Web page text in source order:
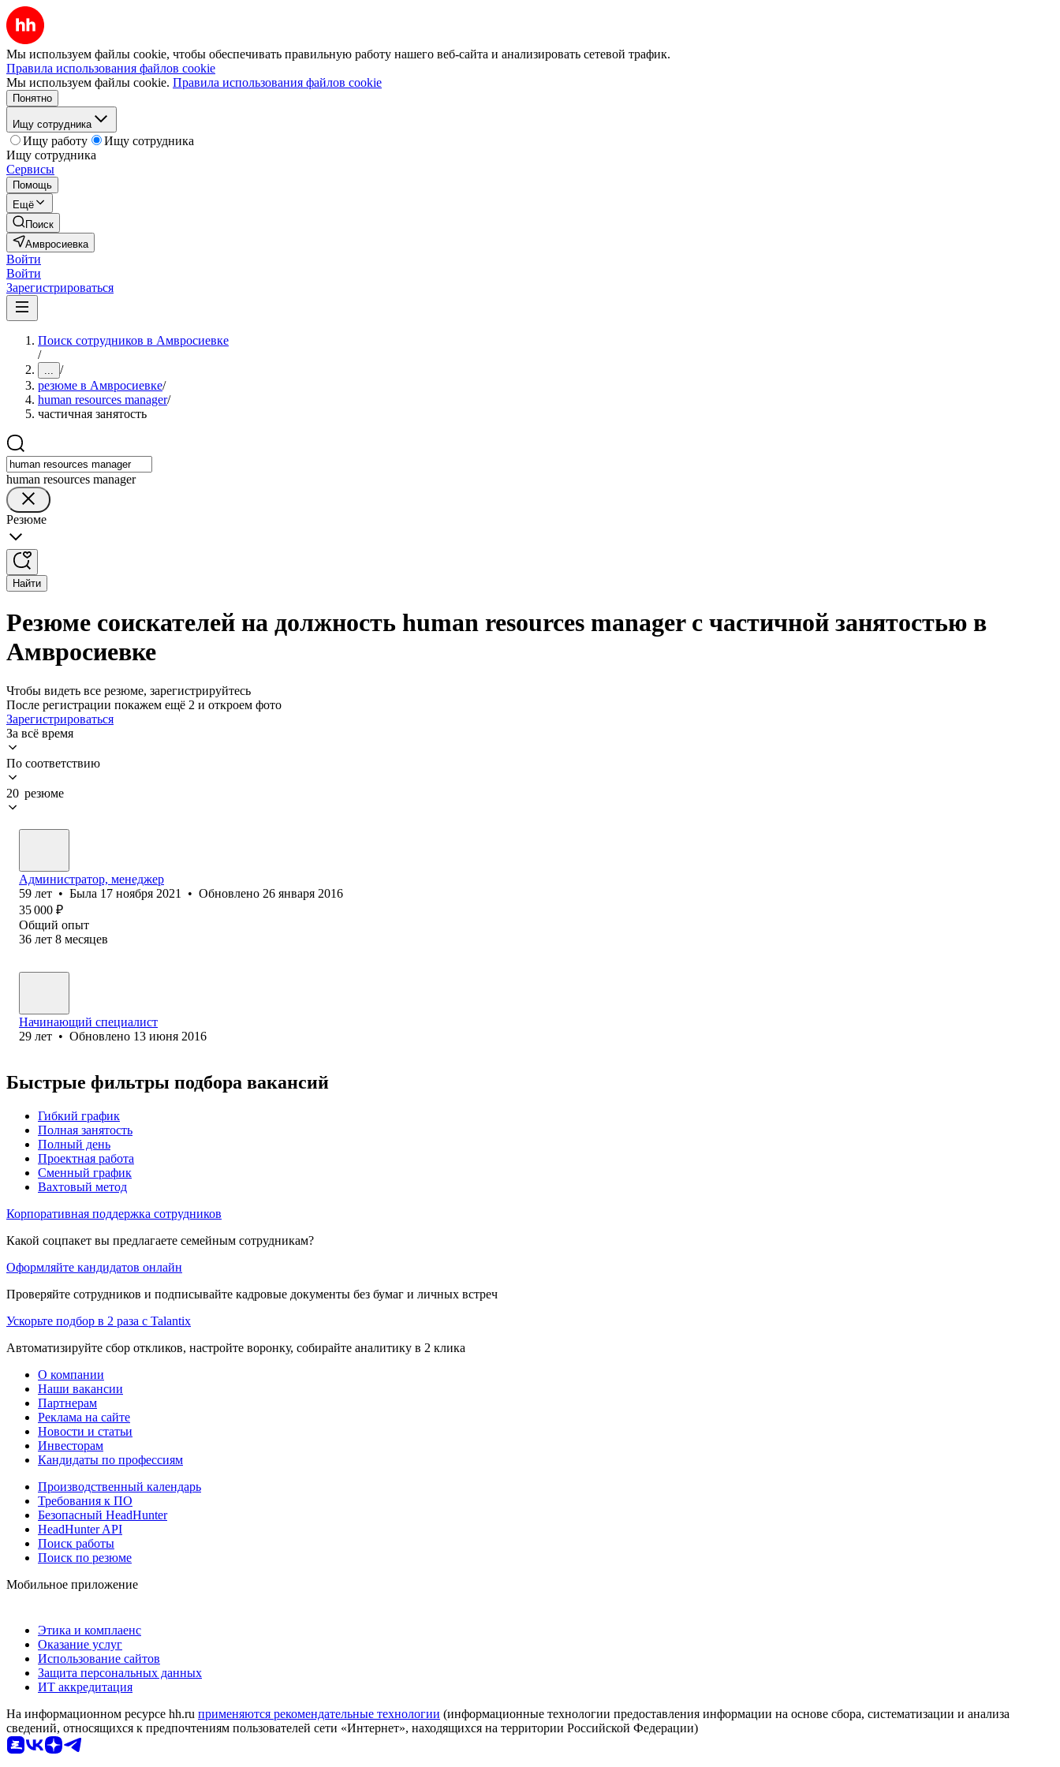
Мы используем файлы cookie, чтобы обеспечивать правильную работу нашего веб-сайта и анализировать сетевой трафик.
Правила использования файлов cookie
Мы используем файлы cookie. Правила использования файлов cookie
Понятно
Ищу сотрудника
Ищу работу
Ищу сотрудника
Ищу сотрудника
Сервисы
Помощь
Ещё
Поиск
Амвросиевка
Войти
Войти
Зарегистрироваться
Поиск сотрудников в Амвросиевке
/
... /
резюме в Амвросиевке/
human resources manager/
частичная занятость
human resources manager
Резюме
Найти
Резюме соискателей на должность human resources manager с частичной занятостью в
Амвросиевке
Чтобы видеть все резюме, зарегистрируйтесь
После регистрации покажем ещё 2 и откроем фото
Зарегистрироваться
За всё время
По соответствию
20 резюме
Администратор, менеджер
59 лет • Была 17 ноября 2021 • Обновлено 26 января 2016
35 000 ₽
Общий опыт
36 лет 8 месяцев
Начинающий специалист
29 лет • Обновлено 13 июня 2016
Быстрые фильтры подбора вакансий
Гибкий график
Полная занятость
Полный день
Проектная работа
Сменный график
Вахтовый метод
Корпоративная поддержка сотрудников
Какой соцпакет вы предлагаете семейным сотрудникам?
Оформляйте кандидатов онлайн
Проверяйте сотрудников и подписывайте кадровые документы без бумаг и личных встреч
Ускорьте подбор в 2 раза с Talantix
Автоматизируйте сбор откликов, настройте воронку, собирайте аналитику в 2 клика
О компании
Наши вакансии
Партнерам
Реклама на сайте
Новости и статьи
Инвесторам
Кандидаты по профессиям
Производственный календарь
Требования к ПО
Безопасный HeadHunter
HeadHunter API
Поиск работы
Поиск по резюме
Мобильное приложение
Этика и комплаенс
Оказание услуг
Использование сайтов
Защита персональных данных
ИТ аккредитация
На информационном ресурсе hh.ru применяются рекомендательные технологии (информационные технологии предоставления информации на основе сбора, систематизации и анализа
сведений, относящихся к предпочтениям пользователей сети «Интернет», находящихся на территории Российской Федерации)